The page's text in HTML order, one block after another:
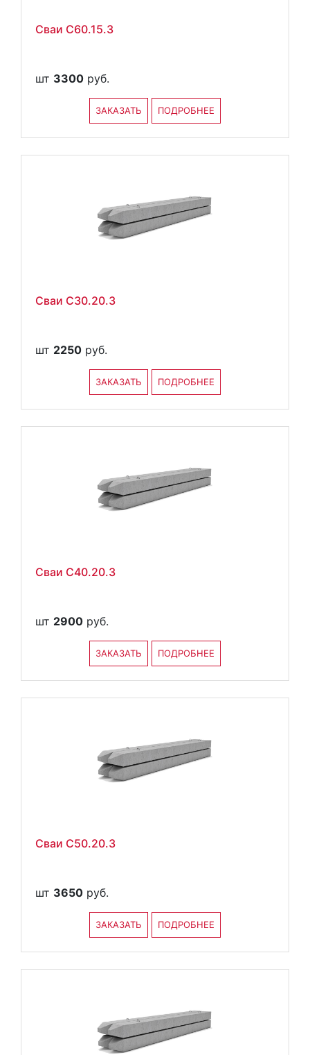
Сваи С60.15.3
шт 3300 руб.
ЗАКАЗАТЬ ПОДРОБНЕЕ
Сваи С30.20.3
шт 2250 руб.
ЗАКАЗАТЬ ПОДРОБНЕЕ
Сваи С40.20.3
шт 2900 руб.
ЗАКАЗАТЬ ПОДРОБНЕЕ
Сваи С50.20.3
шт 3650 руб.
ЗАКАЗАТЬ ПОДРОБНЕЕ